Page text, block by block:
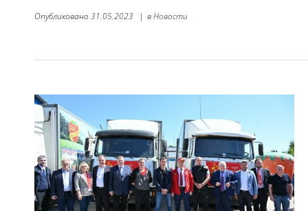
Опубликовано 31.05.2023 | вНовости